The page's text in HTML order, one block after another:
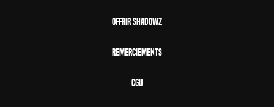
Offrir Shadowz
Remerciements
CGU